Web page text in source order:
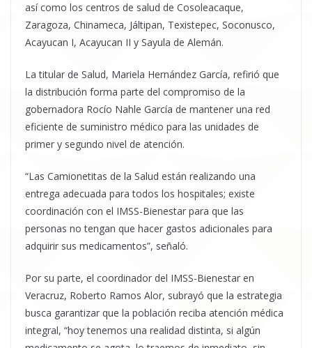
así como los centros de salud de Cosoleacaque,
Zaragoza, Chinameca, Jáltipan, Texistepec, Soconusco,
Acayucan I, Acayucan II y Sayula de Alemán.
La titular de Salud, Mariela Hernández García, refirió que
la distribución forma parte del compromiso de la
gobernadora Rocío Nahle García de mantener una red
eficiente de suministro médico para las unidades de
primer y segundo nivel de atención.
“Las Camionetitas de la Salud están realizando una
entrega adecuada para todos los hospitales; existe
coordinación con el IMSS-Bienestar para que las
personas no tengan que hacer gastos adicionales para
adquirir sus medicamentos”, señaló.
Por su parte, el coordinador del IMSS-Bienestar en
Veracruz, Roberto Ramos Alor, subrayó que la estrategia
busca garantizar que la población reciba atención médica
integral, “hoy tenemos una realidad distinta, si algún